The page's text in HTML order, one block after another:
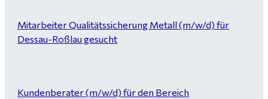
Mitarbeiter Qualitätssicherung Metall (m/w/d) für
Dessau-Roßlau gesucht
Kundenberater (m/w/d) für den Bereich